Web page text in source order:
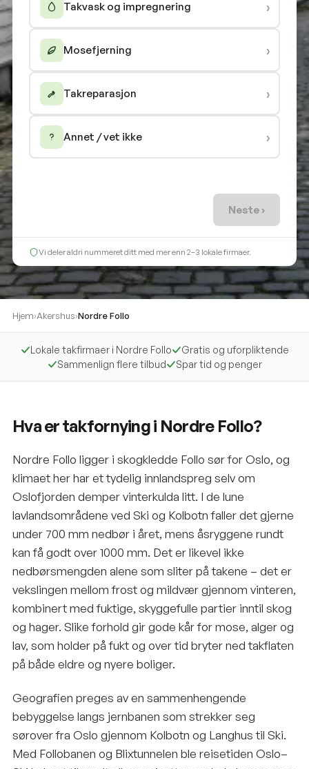
Takvask og impregnering ›
Mosefjerning ›
Takreparasjon ›
Annet / vet ikke ›
Neste ›
Vi deler aldri nummeret ditt med mer enn 2–3 lokale firmaer.
Hjem›Akershus›Nordre Follo
Lokale takfirmaer i Nordre Follo
Gratis og uforpliktende
Sammenlign flere tilbud
Spar tid og penger
Hva er takfornying i Nordre Follo?
Nordre Follo ligger i skogkledde Follo sør for Oslo, og
klimaet her har et tydelig innlandspreg selv om
Oslofjorden demper vinterkulda litt. I de lune
lavlandsområdene ved Ski og Kolbotn faller det gjerne
under 700 mm nedbør i året, mens åsryggene rundt
kan få godt over 1000 mm. Det er likevel ikke
nedbørsmengden alene som sliter på takene – det er
vekslingen mellom frost og mildvær gjennom vinteren,
kombinert med fuktige, skyggefulle partier inntil skog
og hager. Slike forhold gir gode kår for mose, alger og
lav, som holder på fukt og over tid bryter ned takflaten
på både eldre og nyere boliger.
Geografien preges av en sammenhengende
bebyggelse langs jernbanen som strekker seg
sørover fra Oslo gjennom Kolbotn og Langhus til Ski.
Med Follobanen og Blixtunnelen ble reisetiden Oslo–